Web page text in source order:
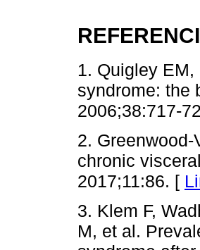
1. Quigley
syndrome: the
2006;38:717-
2.
chronic
2017;11:86. [
3. Klem F,
M, et al.